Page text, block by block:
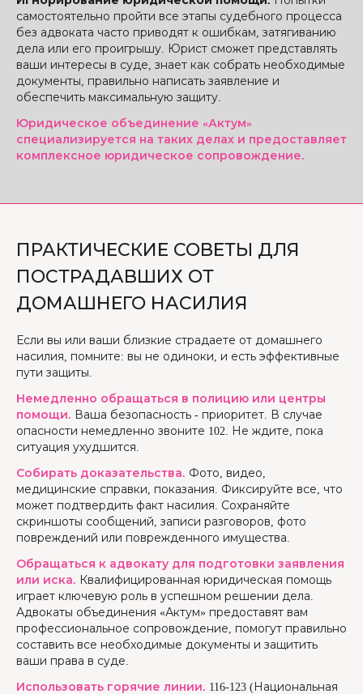
самостоятельно пройти все этапы судебного процесса
без адвоката часто приводят к ошибкам, затягиванию
дела или его проигрышу. Юрист сможет представлять
ваши интересы в суде, знает как собрать необходимые
документы, правильно написать заявление и
обеспечить максимальную защиту.
Юридическое объединение «Актум»
специализируется на таких делах и предоставляет
комплексное юридическое сопровождение.
ПРАКТИЧЕСКИЕ СОВЕТЫ ДЛЯ
ПОСТРАДАВШИХ ОТ
ДОМАШНЕГО НАСИЛИЯ
Если вы или ваши близкие страдаете от домашнего
насилия, помните: вы не одиноки, и есть эффективные
пути защиты.
Немедленно обращаться в полицию или центры
помощи. Ваша безопасность - приоритет. В случае
опасности немедленно звоните 102. Не ждите, пока
ситуация ухудшится.
Собирать доказательства. Фото, видео,
медицинские справки, показания. Фиксируйте все, что
может подтвердить факт насилия. Сохраняйте
скриншоты сообщений, записи разговоров, фото
повреждений или поврежденного имущества.
Обращаться к адвокату для подготовки заявления
или иска. Квалифицированная юридическая помощь
играет ключевую роль в успешном решении дела.
Адвокаты объединения «Актум» предоставят вам
профессиональное сопровождение, помогут правильно
составить все необходимые документы и защитить
ваши права в суде.
Использовать горячие линии. 116-123 (Национальная